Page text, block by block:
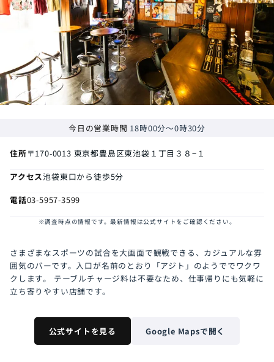
今日の営業時間 18時00分～0時30分
住所〒170-0013 東京都豊島区東池袋１丁目３８−１
アクセス池袋東口から徒歩5分
電話03-5957-3599
※調査時点の情報です。最新情報は公式サイトをご確認ください。
さまざまなスポーツの試合を大画面で観戦できる、カジュアルな雰
囲気のバーです。入口が名前のとおり「アジト」のようででワクワ
クします。 テーブルチャージ料は不要なため、仕事帰りにも気軽に
立ち寄りやすい店舗です。
公式サイトを見る Google Mapsで開く